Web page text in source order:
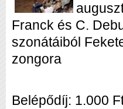
Franck és C.
szonátáiból
zongora
Belépődíj: 1.000